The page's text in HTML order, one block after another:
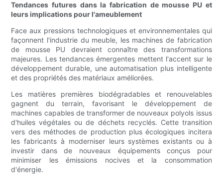
Tendances futures dans la fabrication de mousse PU et
leurs implications pour l'ameublement
Face aux pressions technologiques et environnementales qui
façonnent l'industrie du meuble, les machines de fabrication
de mousse PU devraient connaître des transformations
majeures. Les tendances émergentes mettent l'accent sur le
développement durable, une automatisation plus intelligente
et des propriétés des matériaux améliorées.
Les matières premières biodégradables et renouvelables
gagnent du terrain, favorisant le développement de
machines capables de transformer de nouveaux polyols issus
d'huiles végétales ou de déchets recyclés. Cette transition
vers des méthodes de production plus écologiques incitera
les fabricants à moderniser leurs systèmes existants ou à
investir dans de nouveaux équipements conçus pour
minimiser les émissions nocives et la consommation
d'énergie.